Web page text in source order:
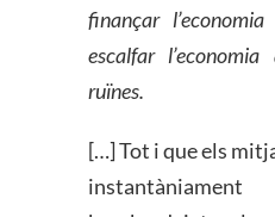
finançar
escalfar
ruïnes.
[…] Tot i que els